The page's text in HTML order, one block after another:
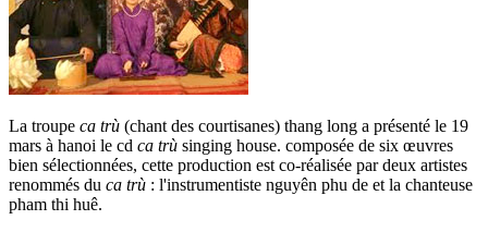
La troupe ca trù (chant des courtisanes) thang long a présenté le 19
mars à hanoi le cd ca trù singing house. composée de six œuvres
bien sélectionnées, cette production est co-réalisée par deux artistes
renommés du ca trù : l'instrumentiste nguyên phu de et la chanteuse
pham thi huê.